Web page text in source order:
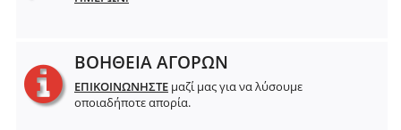
ΒΟΗΘΕΙΑ ΑΓΟΡΩΝ
ΕΠΙΚΟΙΝΩΝΗΣΤΕ μαζί μας για να λύσουμε
οποιαδήποτε απορία.